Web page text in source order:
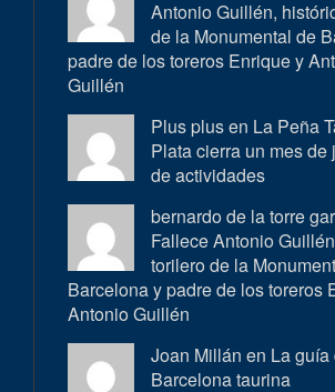
Antonio Guillén,
de la Monumental de
padre de los toreros Enrique y
Guillén
Plus plus en La Peña
Plata cierra un mes de
de actividades
bernardo de la torre
Fallece Antonio
torilero de la
Barcelona y padre de los toreros
Antonio Guillén
Joan Millán en La guía
Barcelona taurina